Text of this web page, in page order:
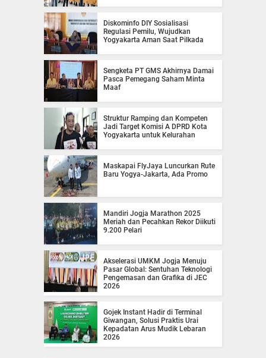
Diskominfo DIY Sosialisasi
Regulasi Pemilu, Wujudkan
Yogyakarta Aman Saat Pilkada
Sengketa PT GMS Akhirnya Damai
Pasca Pemegang Saham Minta
Maaf
Struktur Ramping dan Kompeten
Jadi Target Komisi A DPRD Kota
Yogyakarta untuk Kelurahan
Maskapai FlyJaya Luncurkan Rute
Baru Yogya-Jakarta, Ada Promo
Mandiri Jogja Marathon 2025
Meriah dan Pecahkan Rekor Diikuti
9.200 Pelari
Akselerasi UMKM Jogja Menuju
Pasar Global: Sentuhan Teknologi
Pengemasan dan Grafika di JEC
2026
Gojek Instant Hadir di Terminal
Giwangan, Solusi Praktis Urai
Kepadatan Arus Mudik Lebaran
2026